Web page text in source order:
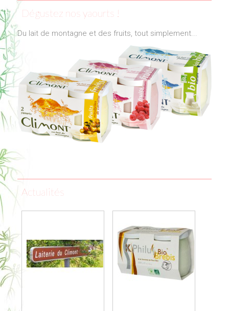
Dégustez nos yaourts !
Du lait de montagne et des fruits, tout simplement...
Actualités